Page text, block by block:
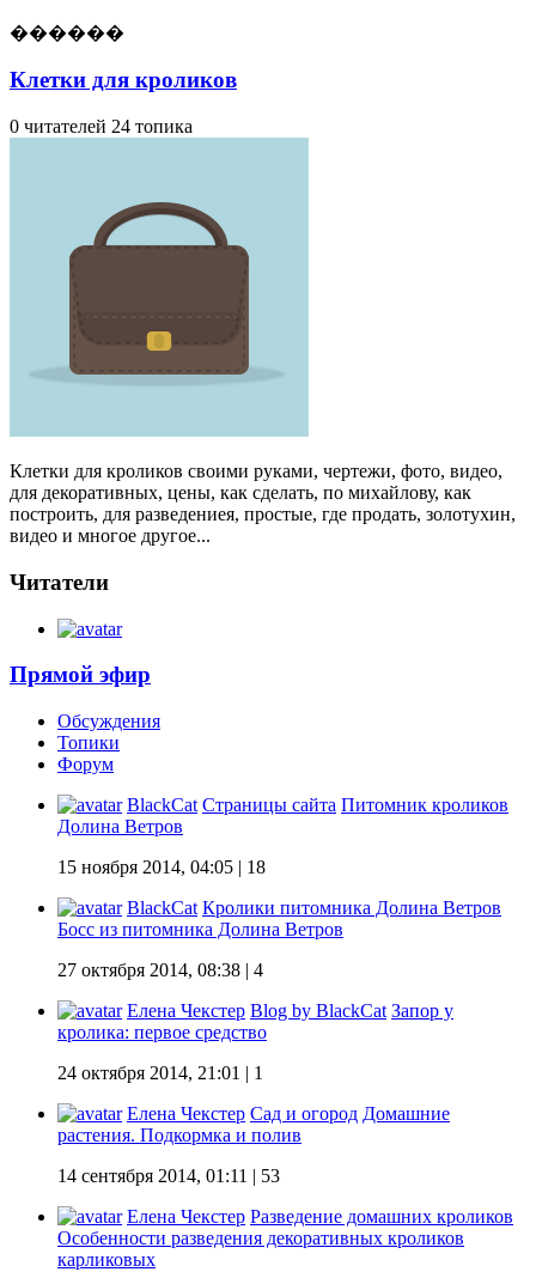
������
Клетки для кроликов
0 читателей 24 топика
Клетки для кроликов своими руками, чертежи, фото, видео,
для декоративных, цены, как сделать, по михайлову, как
построить, для разведениея, простые, где продать, золотухин,
видео и многое другое...
Читатели
Прямой эфир
Обсуждения
Топики
Форум
BlackCat Страницы сайта Питомник кроликов
Долина Ветров
15 ноября 2014, 04:05 | 18
BlackCat Кролики питомника Долина Ветров
Босс из питомника Долина Ветров
27 октября 2014, 08:38 | 4
Елена Чекстер Blog by BlackCat Запор у
кролика: первое средство
24 октября 2014, 21:01 | 1
Елена Чекстер Сад и огород Домашние
растения. Подкормка и полив
14 сентября 2014, 01:11 | 53
Елена Чекстер Разведение домашних кроликов
Особенности разведения декоративных кроликов
карликовых